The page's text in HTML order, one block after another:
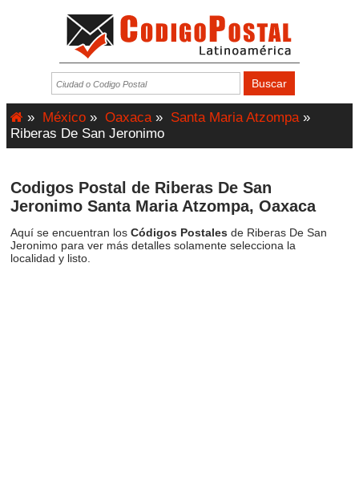
» México » Oaxaca » Santa Maria Atzompa »
Riberas De San Jeronimo
Codigos Postal de Riberas De San
Jeronimo Santa Maria Atzompa, Oaxaca
Aquí se encuentran los Códigos Postales de Riberas De San
Jeronimo para ver más detalles solamente selecciona la
localidad y listo.